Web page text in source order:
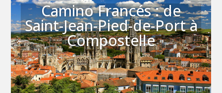
Camino Francés : de
Saint-Jean-Pied-de-Port à
Compostelle